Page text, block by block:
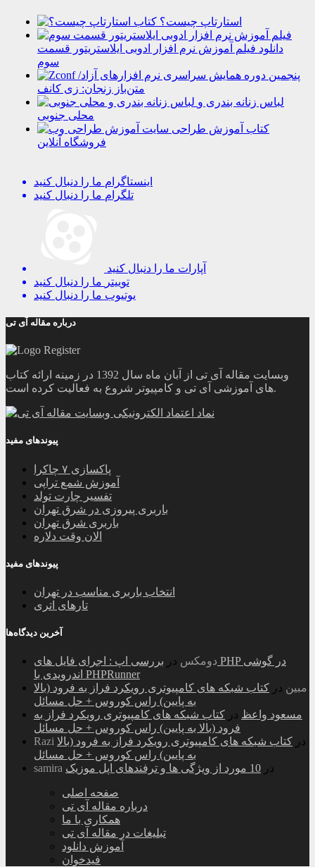
استارتاپ چیست؟
دانلود فیلم آموزش نرم افزار ادوبی ایلاستریتور قسمت
سوم
پنجمین دوره همایش سراسری نرم افزارهای آزاد/
متن‌باز زنجان: زی‌ کانف
لباس زنانه بندری و
محلی جنوبی
کتاب آموزش طراحی سایت
فروشگاه آنلاین
اینستاگرام ما را دنبال کنید
تلگرام ما را دنبال کنید
آپارات ما را دنبال کنید
توییتر ما را دنبال کنید
یوتیوب ما را دنبال کنید
درباره مقاله آی تی
وبسایت مقاله آی تی از آبان ماه سال 1392 در زمینه ارائه کتاب
های آموزشی آی تی و کامپیوتر شروع به فعالیت کرده است.
پیوندهای مفید
پاکسازی ۷ چاکرا
آموزش شمع تراپی
تفسیر چارت تولد
باربری پیروزی در شرق تهران
باربری شرق تهران
الان وقت دلاره
پیوندهای مفید
انتخاب باربری مناسب در تهران
تارهای اتری
آخرین دیدگاه‌ها
دومکس در بررسی اپ : اجرای فایل های PHP در گوشی
اندرویدی با PHPRunner
مبین در کتاب شبکه های کامپیوتری رویکرد فراز به فرود (بالا
به پایین) راس کوروس + حل مسائل
مسعود واعظ در کتاب شبکه های کامپیوتری رویکرد فراز به
فرود (بالا به پایین) راس کوروس + حل مسائل
Razi
در کتاب شبکه های کامپیوتری رویکرد فراز به فرود (بالا
به پایین) راس کوروس + حل مسائل
samira
در 10 مورد از ویژگی ها و ترفندهای اپل موزیک
صفحه اصلی
درباره مقاله آی تی
همکاری با ما
تبلیغات در مقاله آی تی
آموزش دانلود
فیدخوان